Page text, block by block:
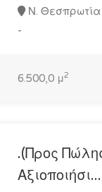
Ν.
-
6.500,0 μ2
.(Προς
Αξιοποιήσι...